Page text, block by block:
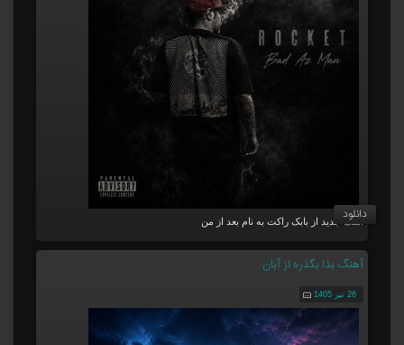
آهنگ جدید از بابک راکت به نام بعد از من
دانلود
آهنگ بذا بگذره از آبان
26 تیر 1405